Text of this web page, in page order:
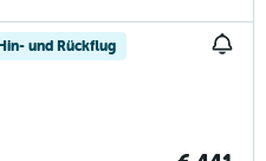
und Rückflug